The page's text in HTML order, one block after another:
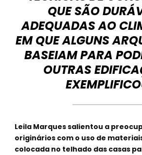
QUE SÃO
ADEQUADAS AO
EM QUE ALGUNS
BASEIAM PARA
OUTRAS
Leila Marques salientou a
originários com o uso de
colocada no telhado das casas